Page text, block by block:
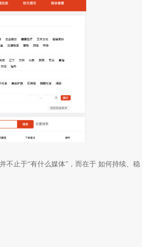
不止于“有什么媒体”，而在于 如何持续、稳